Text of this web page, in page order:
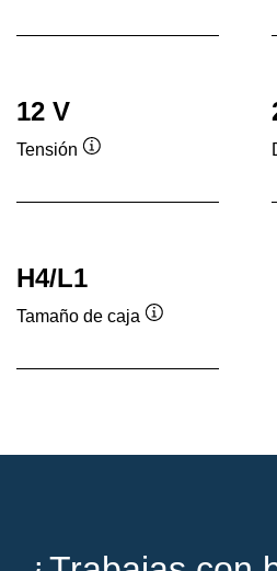
herramientas
12 V
Tensión
herramientas
H4/L1
Tamaño de caja
herramientas